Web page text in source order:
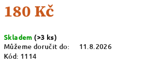
180 Kč
cena:
Skladem (>3 ks)
Můžeme doručit do:
11.8.2026
Kód: 1114